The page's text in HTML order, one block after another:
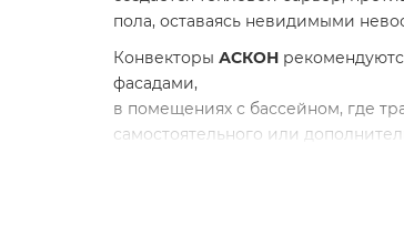
пола, оставаясь невидимыми
Конвекторы АСКОН
фасадами,
в помещениях с бассейном, где
самостоятельного или